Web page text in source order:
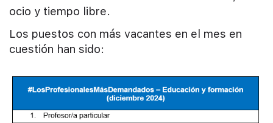
ocio y tiempo libre.
Los puestos con más vacantes en el mes en
cuestión han sido: